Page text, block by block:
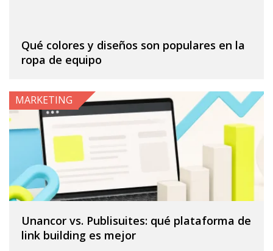
Qué colores y diseños son populares en la
ropa de equipo
Unancor vs. Publisuites: qué plataforma de
link building es mejor
MARKETING